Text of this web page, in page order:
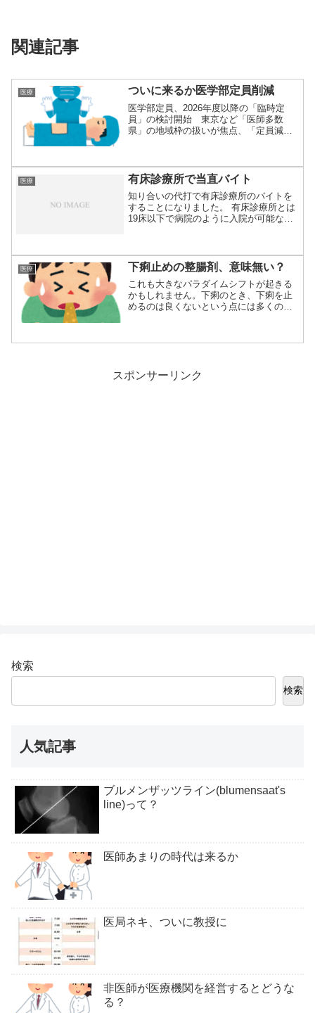
関連記事
医療 ついに来るか医学部定員削減
医学部定員、2026年度以降の「臨時定
員」の検討開始 東京など「医師多数
県」の地域枠の扱いが焦点、「定員減」
医療 有床診療所で当直バイト
知り合いの代打で有床診療所のバイトを
することになりました。 有床診療所とは
19床以下で病院のように入院が可能な施
医療 下痢止めの整腸剤、意味無い？
これも大きなパラダイムシフトが起きる
かもしれません。下痢のとき、下痢を止
めるのは良くないという点には多くの人
スポンサーリンク
検索
検索
人気記事
ブルメンザッツライン(blumensaat's
line)って？
医師あまりの時代は来るか
医局ネキ、ついに教授に
非医師が医療機関を経営するとどうな
る？